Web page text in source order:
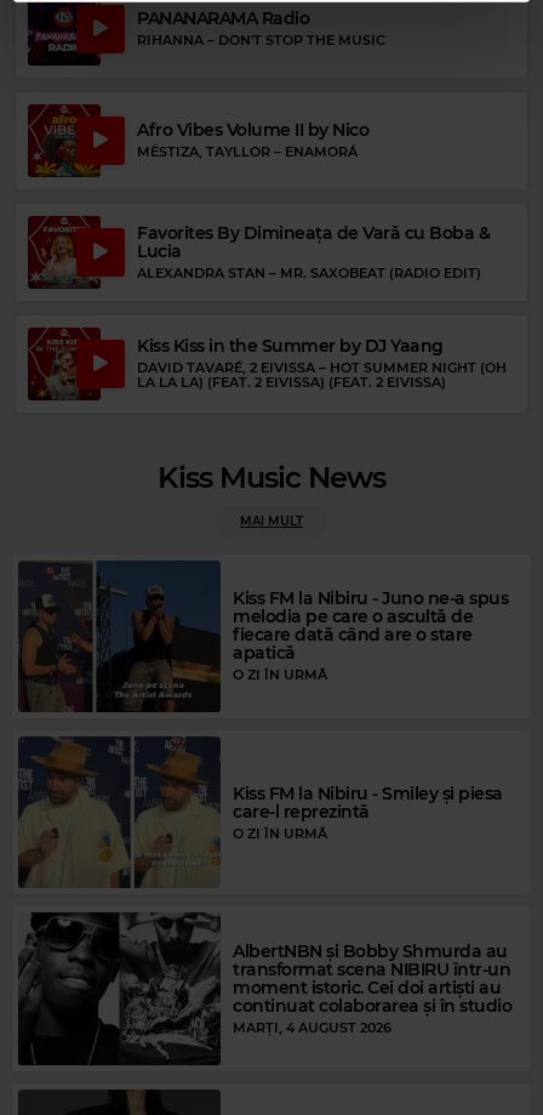
Rock 80s & 90s
DANZIG –MOTHER
ALWAYS THE BEST MUSIC
Magic Gold
THE BEATLES WHILE MY GUITAR GENTLY WEEPS
PANANARAMA Radio
RIHANNA – DON'T STOP THE MUSIC
Afro Vibes Volume II by Nico
MËSTIZA, TAYLLOR – ENAMORÁ
Favorites By Dimineața de Vară cu Boba &
Lucia
ALEXANDRA STAN – MR. SAXOBEAT (RADIO EDIT)
Kiss Kiss in the Summer by DJ Yaang
DAVID TAVARÉ, 2 EIVISSA – HOT SUMMER NIGHT (OH
LA LA LA) (FEAT. 2 EIVISSA) (FEAT. 2 EIVISSA)
Kiss Music News
MAI MULT
Kiss FM la Nibiru - Juno ne-a spus
melodia pe care o ascultă de
fiecare dată când are o stare
apatică
O ZI ÎN URMĂ
Kiss FM la Nibiru - Smiley și piesa
care-l reprezintă
O ZI ÎN URMĂ
AlbertNBN și Bobby Shmurda au
transformat scena NIBIRU într-un
moment istoric. Cei doi artiști au
continuat colaborarea și în studio
MARȚI, 4 AUGUST 2026